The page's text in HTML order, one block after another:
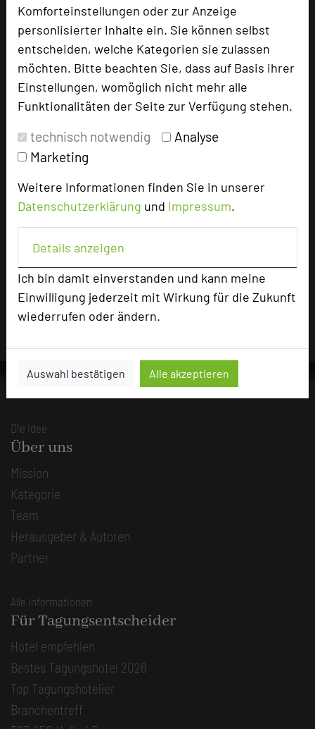
Komforteinstellungen oder zur Anzeige
personlisierter Inhalte ein. Sie können selbst
entscheiden, welche Kategorien sie zulassen
möchten. Bitte beachten Sie, dass auf Basis ihrer
Einstellungen, womöglich nicht mehr alle
Funktionalitäten der Seite zur Verfügung stehen.
technisch notwendig
Analyse
Marketing
Weitere Informationen finden Sie in unserer
Datenschutzerklärung und Impressum.
Details anzeigen
Ich bin damit einverstanden und kann meine
Einwilligung jederzeit mit Wirkung für die Zukunft
wiederrufen oder ändern.
Auswahl bestätigen Alle akzeptieren
Besonders geeignet für
Seminar, Konferenz, Klausur, Event
472 Seiten dieses Hotels wurden in den
vergangenen 30 Tagen auf diesem Portal
Impressum zum Hotel
Für die Verwendung der Bilder haben die jeweiligen
Hotels die Nutzungsrechte für dieses Portal eingeräumt
und sind dafür verantwortlich.
Die Idee
Über uns
Mission
Kategorie
Team
Herausgeber & Autoren
Partner
Alle Informationen
Für Tagungsentscheider
Hotel empfehlen
Bestes Tagungshotel 2026
Top Tagungshotelier
Branchentreff